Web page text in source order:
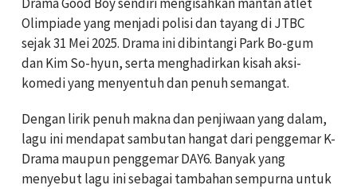
Drama Good Boy sendiri mengisahkan mantan atlet
Olimpiade yang menjadi polisi dan tayang di JTBC
sejak 31 Mei 2025. Drama ini dibintangi Park Bo-gum
dan Kim So-hyun, serta menghadirkan kisah aksi-
komedi yang menyentuh dan penuh semangat.
Dengan lirik penuh makna dan penjiwaan yang dalam,
lagu ini mendapat sambutan hangat dari penggemar K-
Drama maupun penggemar DAY6. Banyak yang
menyebut lagu ini sebagai tambahan sempurna untuk